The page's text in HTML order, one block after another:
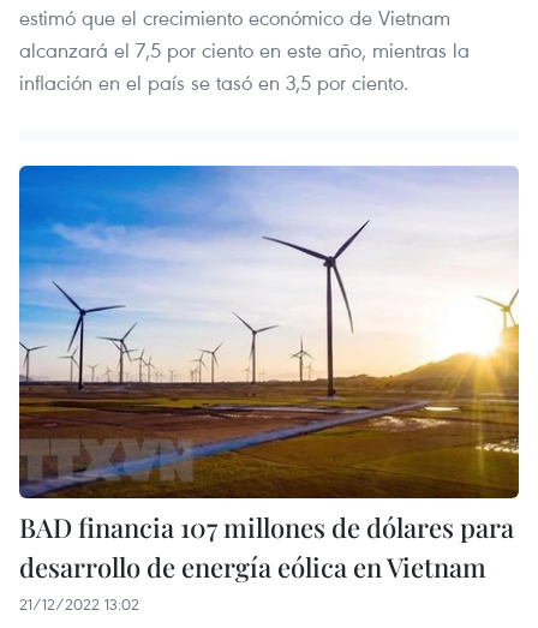
estimó que el crecimiento económico de Vietnam
alcanzará el 7,5 por ciento en este año, mientras la
inflación en el país se tasó en 3,5 por ciento.
BAD financia 107 millones de dólares para
desarrollo de energía eólica en Vietnam
21/12/2022 13:02